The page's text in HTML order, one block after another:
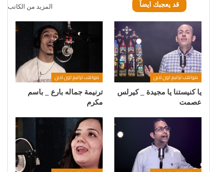
قد يعجبك ايضآ المزيد من الكاتب
مواهب ترانيم اون لاين
يا كنيستنا يا مجيدة _ كيرلس
عصمت
مواهب ترانيم اون لاين
ترنيمة جماله بارع _ باسم
مكرم